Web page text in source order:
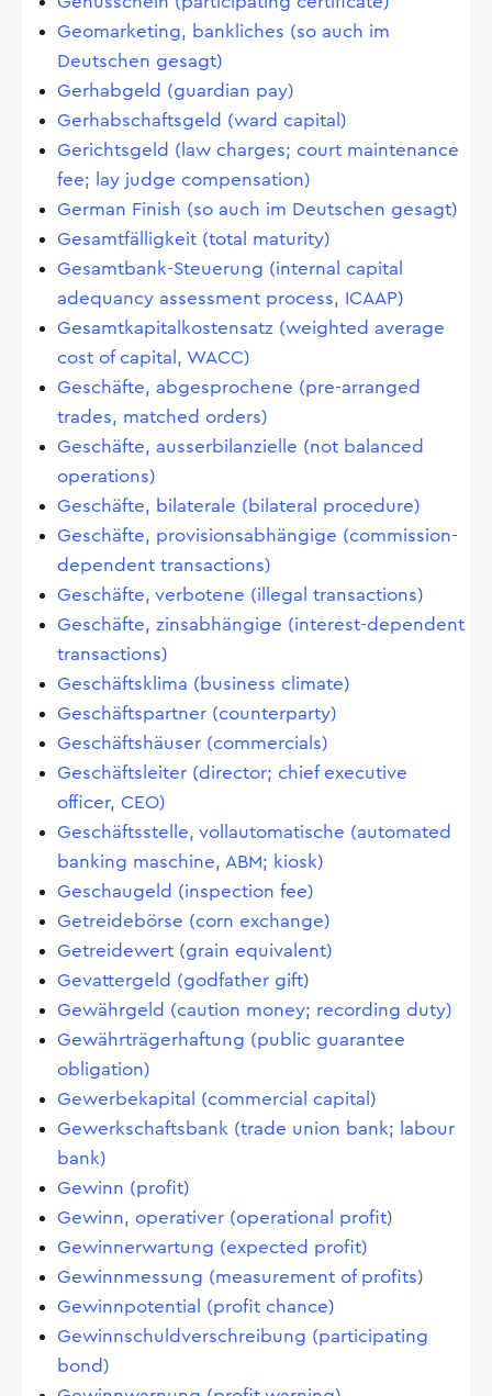
Geomarketing, bankliches (so auch im
Deutschen gesagt)
Gerhabgeld (guardian pay)
Gerhabschaftsgeld (ward capital)
Gerichtsgeld (law charges; court maintenance
fee; lay judge compensation)
German Finish (so auch im Deutschen gesagt)
Gesamtfälligkeit (total maturity)
Gesamtbank-Steuerung (internal capital
adequancy assessment process, ICAAP)
Gesamtkapitalkostensatz (weighted average
cost of capital, WACC)
Geschäfte, abgesprochene (pre-arranged
trades, matched orders)
Geschäfte, ausserbilanzielle (not balanced
operations)
Geschäfte, bilaterale (bilateral procedure)
Geschäfte, provisionsabhängige (commission-
dependent transactions)
Geschäfte, verbotene (illegal transactions)
Geschäfte, zinsabhängige (interest-dependent
transactions)
Geschäftsklima (business climate)
Geschäftspartner (counterparty)
Geschäftshäuser (commercials)
Geschäftsleiter (director; chief executive
officer, CEO)
Geschäftsstelle, vollautomatische (automated
banking maschine, ABM; kiosk)
Geschaugeld (inspection fee)
Getreidebörse (corn exchange)
Getreidewert (grain equivalent)
Gevattergeld (godfather gift)
Gewährgeld (caution money; recording duty)
Gewährträgerhaftung (public guarantee
obligation)
Gewerbekapital (commercial capital)
Gewerkschaftsbank (trade union bank; labour
bank)
Gewinn (profit)
Gewinn, operativer (operational profit)
Gewinnerwartung (expected profit)
Gewinnmessung (measurement of profits)
Gewinnpotential (profit chance)
Gewinnschuldverschreibung (participating
bond)